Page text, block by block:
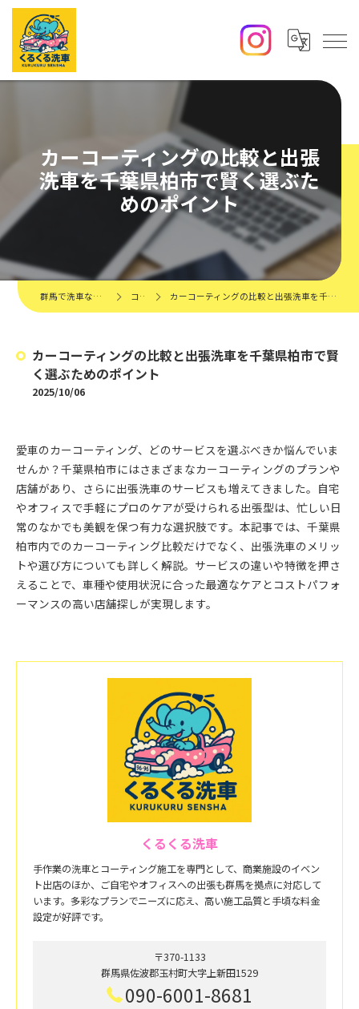
カーコーティングの比較と出張
洗車を千葉県柏市で賢く選ぶた
めのポイント
群馬で洗車ならくるくる洗車 コラム カーコーティングの比較と出張洗車を千葉県柏市で賢く選ぶためのポイント
カーコーティングの比較と出張洗車を千葉県柏市で賢
く選ぶためのポイント
2025/10/06
愛車のカーコーティング、どのサービスを選ぶべきか悩んでいま
せんか？千葉県柏市にはさまざまなカーコーティングのプランや
店舗があり、さらに出張洗車のサービスも増えてきました。自宅
やオフィスで手軽にプロのケアが受けられる出張型は、忙しい日
常のなかでも美観を保つ有力な選択肢です。本記事では、千葉県
柏市内でのカーコーティング比較だけでなく、出張洗車のメリッ
トや選び方についても詳しく解説。サービスの違いや特徴を押さ
えることで、車種や使用状況に合った最適なケアとコストパフォ
ーマンスの高い店舗探しが実現します。
くるくる洗車
手作業の洗車とコーティング施工を専門として、商業施設のイベン
ト出店のほか、ご自宅やオフィスへの出張も群馬を拠点に対応して
います。多彩なプランでニーズに応え、高い施工品質と手頃な料金
設定が好評です。
〒370-1133
群馬県佐波郡玉村町大字上新田1529
090-6001-8681